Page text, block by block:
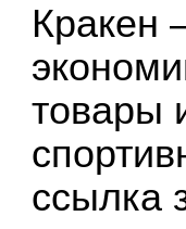
Кракен
товары
ссылка